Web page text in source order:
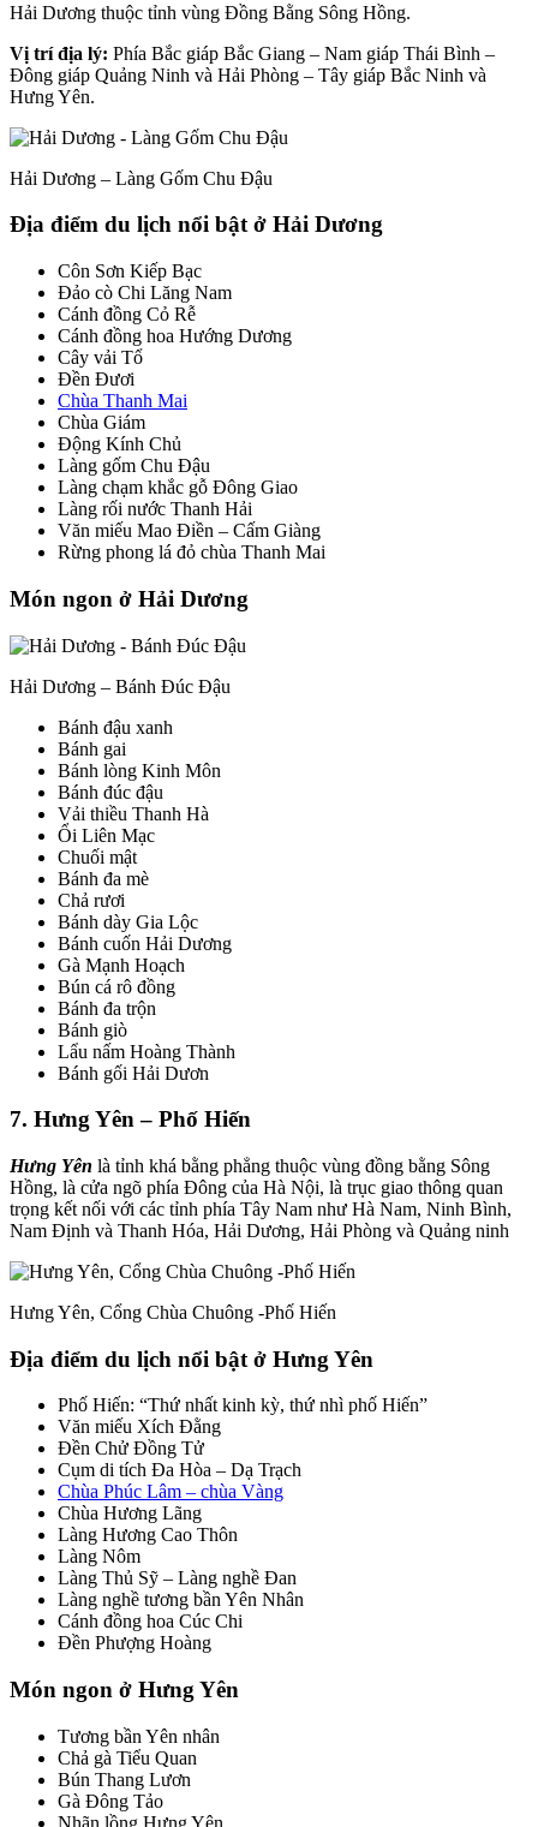
Hải Dương thuộc tỉnh vùng Đồng Bằng Sông Hồng.
Vị trí địa lý: Phía Bắc giáp Bắc Giang – Nam giáp Thái Bình –
Đông giáp Quảng Ninh và Hải Phòng – Tây giáp Bắc Ninh và
Hưng Yên.
Hải Dương – Làng Gốm Chu Đậu
Địa điểm du lịch nổi bật ở Hải Dương
Côn Sơn Kiếp Bạc
Đảo cò Chi Lăng Nam
Cánh đồng Cỏ Rễ
Cánh đồng hoa Hướng Dương
Cây vải Tổ
Đền Đươi
Chùa Thanh Mai
Chùa Giám
Động Kính Chủ
Làng gốm Chu Đậu
Làng chạm khắc gỗ Đông Giao
Làng rối nước Thanh Hải
Văn miếu Mao Điền – Cấm Giàng
Rừng phong lá đỏ chùa Thanh Mai
Món ngon ở Hải Dương
Hải Dương – Bánh Đúc Đậu
Bánh đậu xanh
Bánh gai
Bánh lòng Kinh Môn
Bánh đúc đậu
Vải thiều Thanh Hà
Ổi Liên Mạc
Chuối mật
Bánh đa mè
Chả rươi
Bánh dày Gia Lộc
Bánh cuốn Hải Dương
Gà Mạnh Hoạch
Bún cá rô đồng
Bánh đa trộn
Bánh giò
Lẩu nấm Hoàng Thành
Bánh gối Hải Dươn
7. Hưng Yên – Phố Hiến
Hưng Yên là tỉnh khá bằng phẳng thuộc vùng đồng bằng Sông
Hồng, là cửa ngõ phía Đông của Hà Nội, là trục giao thông quan
trọng kết nối với các tỉnh phía Tây Nam như Hà Nam, Ninh Bình,
Nam Định và Thanh Hóa, Hải Dương, Hải Phòng và Quảng ninh
Hưng Yên, Cổng Chùa Chuông -Phố Hiến
Địa điểm du lịch nổi bật ở Hưng Yên
Phố Hiến: “Thứ nhất kinh kỳ, thứ nhì phố Hiến”
Văn miếu Xích Đằng
Đền Chử Đồng Tử
Cụm di tích Đa Hòa – Dạ Trạch
Chùa Phúc Lâm – chùa Vàng
Chùa Hương Lãng
Làng Hương Cao Thôn
Làng Nôm
Làng Thủ Sỹ – Làng nghề Đan
Làng nghề tương bần Yên Nhân
Cánh đồng hoa Cúc Chi
Đền Phượng Hoàng
Món ngon ở Hưng Yên
Tương bần Yên nhân
Chả gà Tiểu Quan
Bún Thang Lươn
Gà Đông Tảo
Nhãn lồng Hưng Yên